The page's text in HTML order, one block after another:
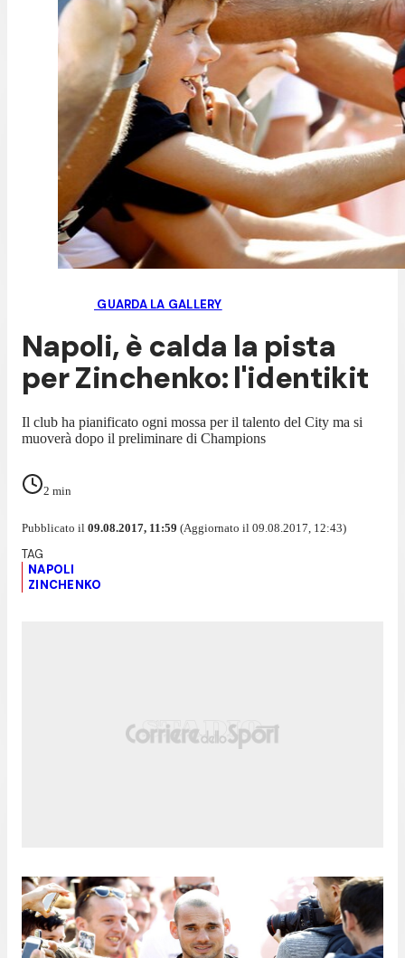
GUARDA LA GALLERY
Napoli, è calda la pista
per Zinchenko: l'identikit
Il club ha pianificato ogni mossa per il talento del City ma si
muoverà dopo il preliminare di Champions
2 min
Pubblicato il 09.08.2017, 11:59 (Aggiornato il 09.08.2017, 12:43)
NAPOLI
ZINCHENKO